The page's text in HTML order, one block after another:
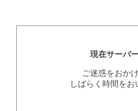
現在サーバ
ご迷惑をおか
しばらく時間を